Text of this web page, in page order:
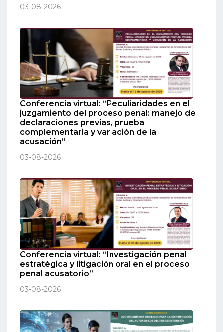
03-08-2026
Conferencia virtual: “Peculiaridades en el
juzgamiento del proceso penal: manejo de
declaraciones previas, prueba
complementaria y variación de la
acusación”
03-08-2026
Conferencia virtual: “Investigación penal
estratégica y litigación oral en el proceso
penal acusatorio”
03-08-2026